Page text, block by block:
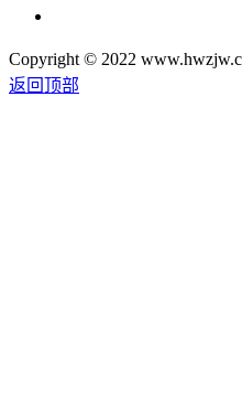
Copyright © 2022
返回顶部